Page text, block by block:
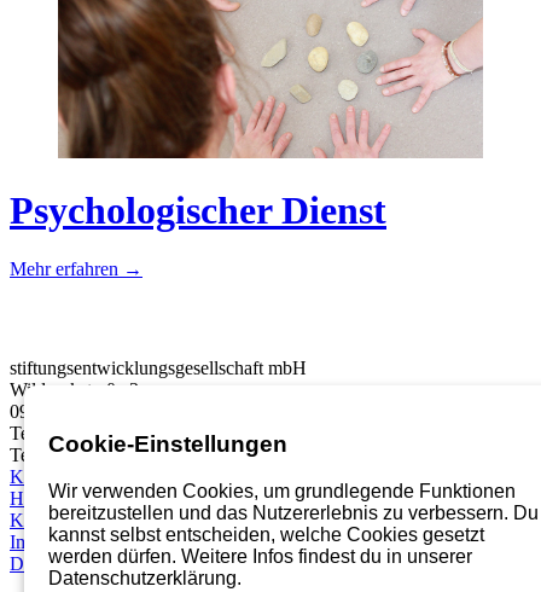
Psychologischer Dienst
Mehr erfahren →
stiftungsentwicklungsgesellschaft mbH
Wildparkstraße 3
09247 Chemnitz
Telefon:
03722 46937 0
Telefax: 03722 49937 99
Karriereportal
Hinweisgebersystem
Kontakt
Impressum
Datenschutz
Cookie-Einstellungen
Wir verwenden Cookies, um grundlegende Funktionen
bereitzustellen und das Nutzererlebnis zu verbessern. Du
kannst selbst entscheiden, welche Cookies gesetzt
werden dürfen. Weitere Infos findest du in unserer
Datenschutzerklärung.